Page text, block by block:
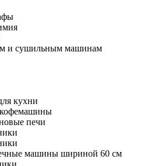
и сушильным машинам
кухни
кофемашины
печи
машины шириной 60 см